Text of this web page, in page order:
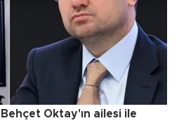
Oktay'ın ailesi ile